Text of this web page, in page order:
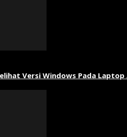
Versi Windows Pada Laptop